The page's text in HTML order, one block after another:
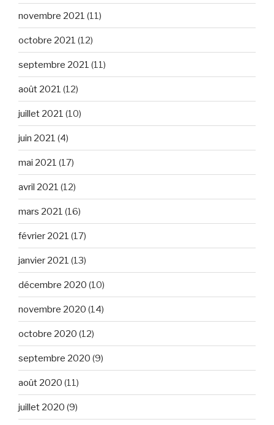
novembre 2021 (11)
octobre 2021 (12)
septembre 2021 (11)
août 2021 (12)
juillet 2021 (10)
juin 2021 (4)
mai 2021 (17)
avril 2021 (12)
mars 2021 (16)
février 2021 (17)
janvier 2021 (13)
décembre 2020 (10)
novembre 2020 (14)
octobre 2020 (12)
septembre 2020 (9)
août 2020 (11)
juillet 2020 (9)